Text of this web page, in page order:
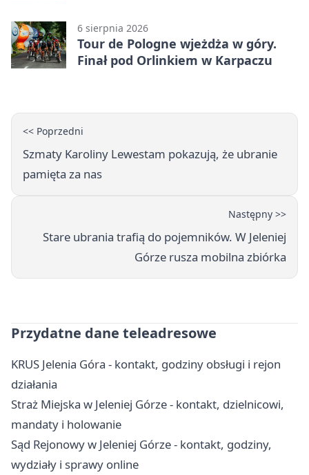
6 sierpnia 2026
Tour de Pologne wjeżdża w góry.
Finał pod Orlinkiem w Karpaczu
<< Poprzedni
Szmaty Karoliny Lewestam pokazują, że ubranie
pamięta za nas
Następny >>
Stare ubrania trafią do pojemników. W Jeleniej
Górze rusza mobilna zbiórka
Przydatne dane teleadresowe
KRUS Jelenia Góra - kontakt, godziny obsługi i rejon
działania
Straż Miejska w Jeleniej Górze - kontakt, dzielnicowi,
mandaty i holowanie
Sąd Rejonowy w Jeleniej Górze - kontakt, godziny,
wydziały i sprawy online